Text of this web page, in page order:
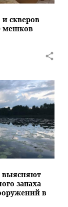
скверов
мешков
выясняют
запаха
в